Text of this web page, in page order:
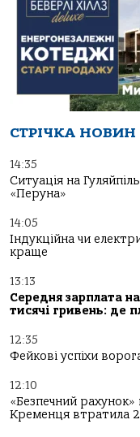
СТРІЧКА НОВИН
14:35
Ситуація на
«Перуна»
14:05
Індукційна чи
краще
13:13
Середня зарплата
тисячі гривень: де
12:35
Фейкові успіхи
12:10
«Безпечний
Кременця втратила